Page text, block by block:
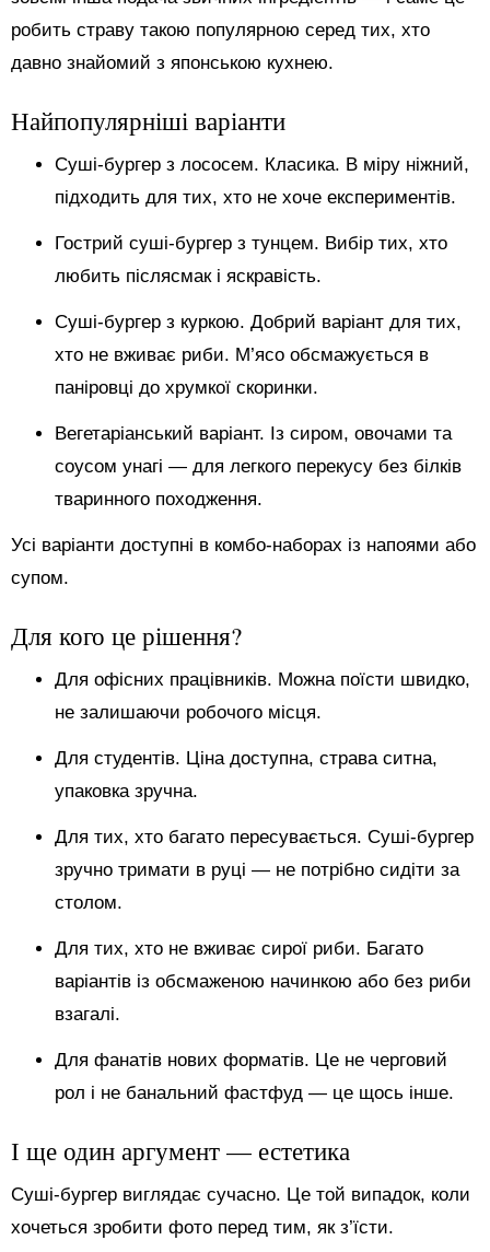
робить страву такою популярною серед тих, хто
давно знайомий з японською кухнею.
Найпопулярніші варіанти
Суші-бургер з лососем. Класика. В міру ніжний,
підходить для тих, хто не хоче експериментів.
Гострий суші-бургер з тунцем. Вибір тих, хто
любить післясмак і яскравість.
Суші-бургер з куркою. Добрий варіант для тих,
хто не вживає риби. М’ясо обсмажується в
паніровці до хрумкої скоринки.
Вегетаріанський варіант. Із сиром, овочами та
соусом унагі — для легкого перекусу без білків
тваринного походження.
Усі варіанти доступні в комбо-наборах із напоями або
супом.
Для кого це рішення?
Для офісних працівників. Можна поїсти швидко,
не залишаючи робочого місця.
Для студентів. Ціна доступна, страва ситна,
упаковка зручна.
Для тих, хто багато пересувається. Суші-бургер
зручно тримати в руці — не потрібно сидіти за
столом.
Для тих, хто не вживає сирої риби. Багато
варіантів із обсмаженою начинкою або без риби
взагалі.
Для фанатів нових форматів. Це не черговий
рол і не банальний фастфуд — це щось інше.
І ще один аргумент — естетика
Суші-бургер виглядає сучасно. Це той випадок, коли
хочеться зробити фото перед тим, як з’їсти.